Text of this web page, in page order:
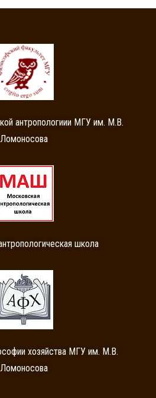
антропологиии МГУ им. М.В.
Ломоносова
школа
хозяйства МГУ им. М.В.
Ломоносова